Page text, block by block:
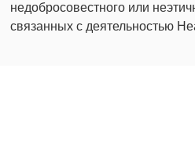
недобросовестного или
связанных с деятельностью